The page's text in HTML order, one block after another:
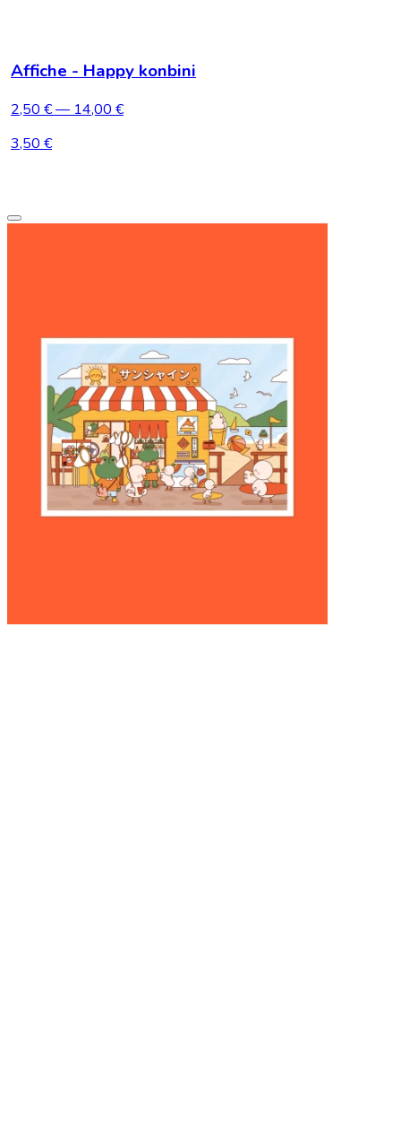
Affiche - Happy konbini
2,50 €— 14,00 €
3,50 €